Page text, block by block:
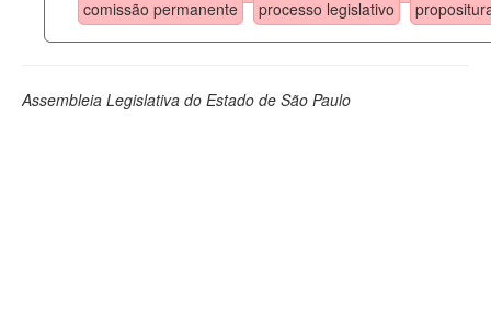
comissão permanente
processo legislativo
Assembleia Legislativa do Estado de São Paulo